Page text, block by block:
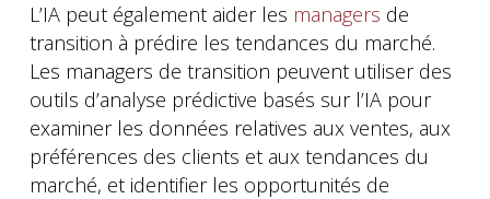
L’IA peut également aider les managers de
transition à prédire les tendances du marché.
Les managers de transition peuvent utiliser des
outils d’analyse prédictive basés sur l’IA pour
examiner les données relatives aux ventes, aux
préférences des clients et aux tendances du
marché, et identifier les opportunités de